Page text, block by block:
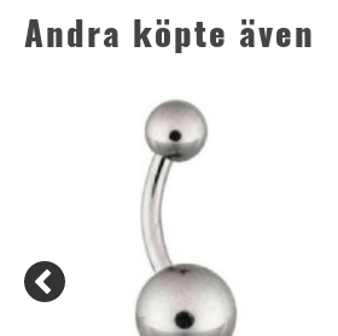
Andra köpte även